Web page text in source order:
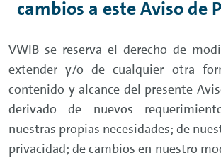
cambios a este Aviso de
VWIB se reserva el derecho de
extender y/o de cualquier otra
contenido y alcance del presente
derivado de nuevos
nuestras propias necesidades; de
privacidad; de cambios en nuestro